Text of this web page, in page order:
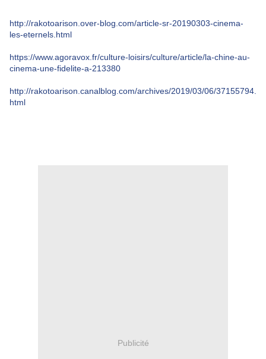
http://rakotoarison.over-blog.com/article-sr-20190303-cinema-
les-eternels.html
https://www.agoravox.fr/culture-loisirs/culture/article/la-chine-au-
cinema-une-fidelite-a-213380
http://rakotoarison.canalblog.com/archives/2019/03/06/37155794.
html
Publicité